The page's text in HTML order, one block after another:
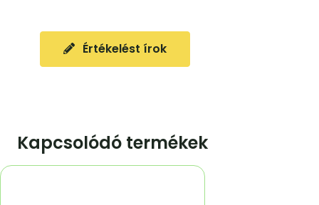
Értékelést írok
Kapcsolódó termékek